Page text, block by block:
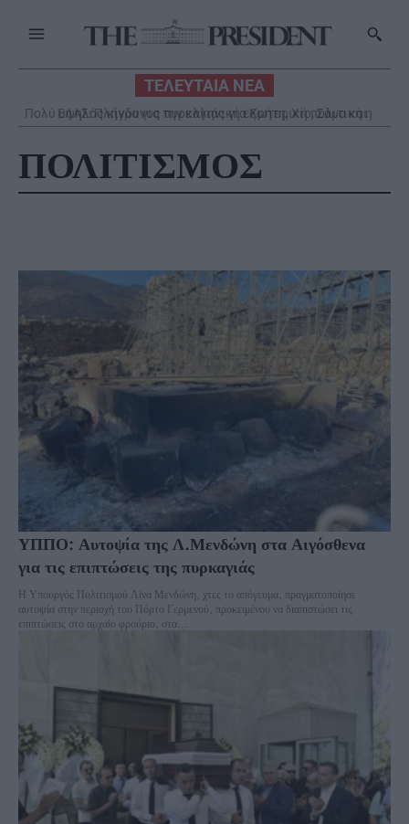
ΤΕΛΕΥΤΑΙΑ ΝΕΑ
ΕΛΑΣ: Πλήγμα για την ελληνική εξωτερική πολιτική η
συμφωνία Τουρκίας-Σαουδικής Αραβίας-Πακιστάν
ΠΟΛΙΤΙΣΜΟΣ
ΥΠΠΟ: Αυτοψία της Λ.Μενδώνη στα Αιγόσθενα
για τις επιπτώσεις της πυρκαγιάς
Η Υπουργός Πολιτισμού Λίνα Μενδώνη, χτες το απόγευμα, πραγματοποίησε
αυτοψία στην περιοχή του Πόρτο Γερμενού, προκειμένου να διαπιστώσει τις
επιπτώσεις στο αρχαίο φρούριο, στα...